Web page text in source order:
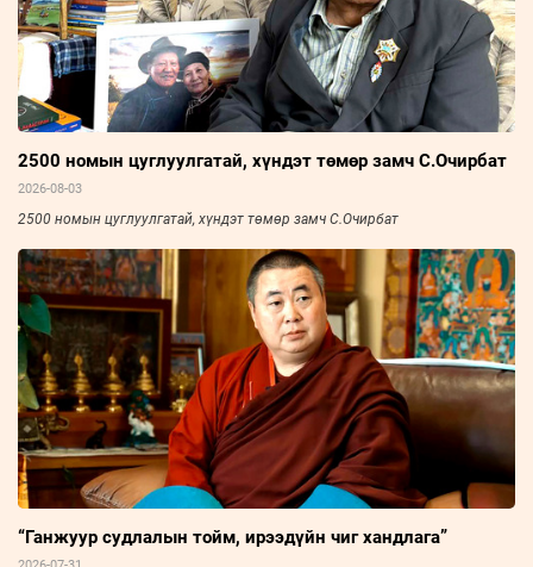
2500 номын цуглуулгатай, хүндэт төмөр замч С.Очирбат
2026-08-03
2500 номын цуглуулгатай, хүндэт төмөр замч С.Очирбат
“Ганжуур судлалын тойм, ирээдүйн чиг хандлага”